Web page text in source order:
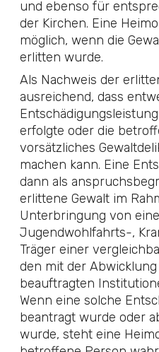
und ebenso für
der Kirchen. Eine
möglich, wenn die
erlitten wurde.
Als Nachweis der
ausreichend, dass
erfolgte oder die
vorsätzliches
machen kann. Eine
dann als
erlittene Gewalt im
Unterbringung von
Jugendwohlfahrts-,
Träger einer
den mit der
beauftragten
Wenn eine solche
beantragt wurde oder
wurde, steht eine